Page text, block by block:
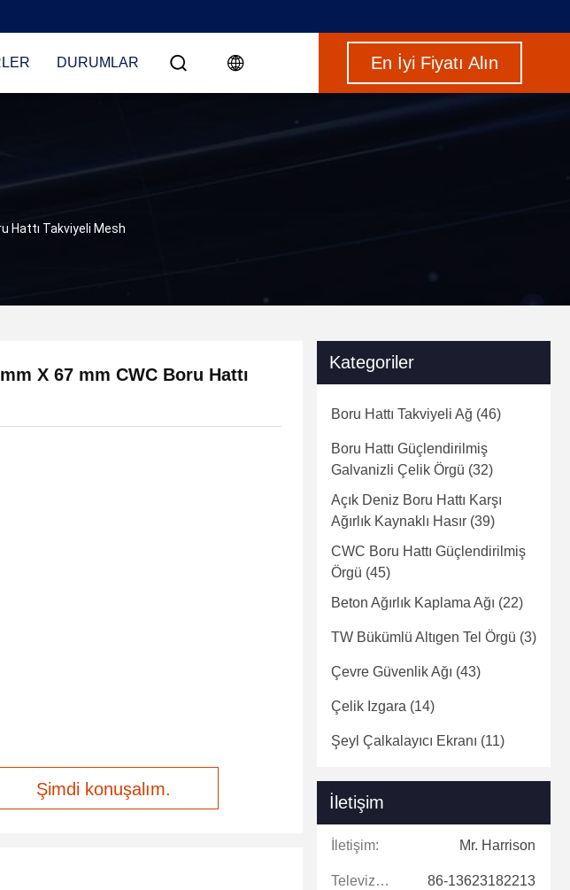
DURUMLAR En İyi Fiyatı Alın
Hattı Takviyeli Mesh
X 67 mm CWC Boru Hattı
Şimdi konuşalım.
Kategoriler
Boru Hattı Takviyeli Ağ (46)
Boru Hattı Güçlendirilmiş
Galvanizli Çelik Örgü (32)
Açık Deniz Boru Hattı Karşı
Ağırlık Kaynaklı Hasır (39)
CWC Boru Hattı Güçlendirilmiş
Örgü (45)
Beton Ağırlık Kaplama Ağı (22)
TW Bükümlü Altıgen Tel Örgü (3)
Çevre Güvenlik Ağı (43)
Çelik Izgara (14)
Şeyl Çalkalayıcı Ekranı (11)
İletişim
İletişim: Mr. Harrison
Televizyon: 86-13623182213